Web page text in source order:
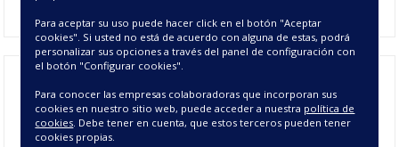
Composición
80% ALGODÓN 20% POLIESTER
Tamaño
Para aceptar su uso puede hacer click en el botón "Aceptar
cookies". Si usted no está de acuerdo con alguna de estas, podrá
personalizar sus opciones a través del panel de configuración con
el botón "Configurar cookies".
Para conocer las empresas colaboradoras que incorporan sus
cookies en nuestro sitio web, puede acceder a nuestra política de
cookies. Debe tener en cuenta, que estos terceros pueden tener
cookies propias.